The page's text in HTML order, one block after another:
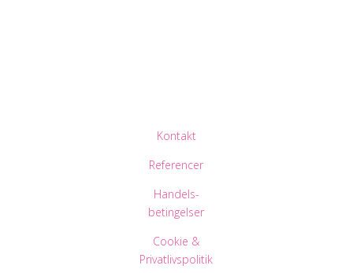
Kontakt
Referencer
Handels-
betingelser
Cookie &
Privatlivspolitik